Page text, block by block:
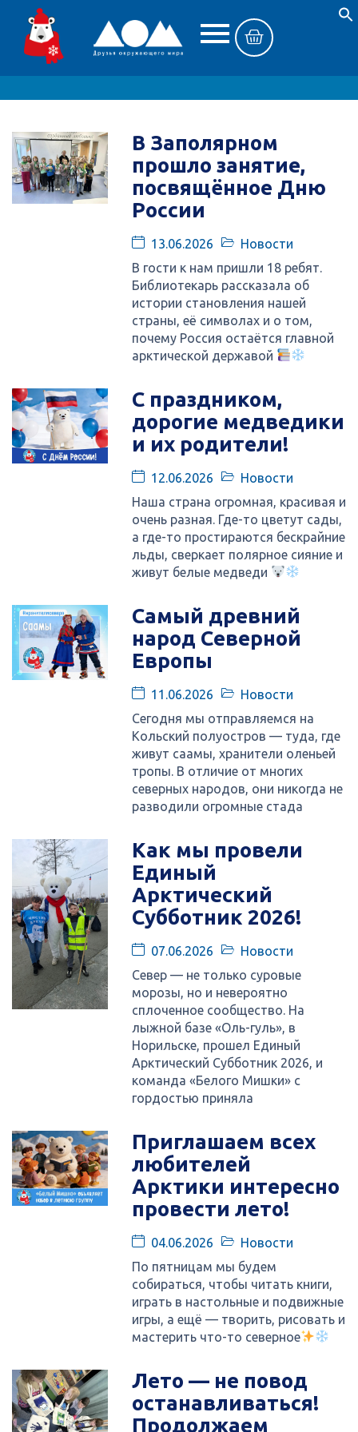
В Заполярном
прошло занятие,
посвящённое Дню
России
13.06.2026
Новости
В гости к нам пришли 18 ребят.
Библиотекарь рассказала об
истории становления нашей
страны, её символах и о том,
почему Россия остаётся главной
арктической державой
С праздником,
дорогие медведики
и их родители!
12.06.2026
Новости
Наша страна огромная, красивая и
очень разная. Где-то цветут сады,
а где-то простираются бескрайние
льды, сверкает полярное сияние и
живут белые медведи
Самый древний
народ Северной
Европы
11.06.2026
Новости
Сегодня мы отправляемся на
Кольский полуостров — туда, где
живут саамы, хранители оленьей
тропы. В отличие от многих
северных народов, они никогда не
разводили огромные стада
Как мы провели
Единый
Арктический
Субботник 2026!
07.06.2026
Новости
Север — не только суровые
морозы, но и невероятно
сплоченное сообщество. На
лыжной базе «Оль-гуль», в
Норильске, прошел Единый
Арктический Субботник 2026, и
команда «Белого Мишки» с
гордостью приняла
Приглашаем всех
любителей
Арктики интересно
провести лето!
04.06.2026
Новости
По пятницам мы будем
собираться, чтобы читать книги,
играть в настольные и подвижные
игры, а ещё — творить, рисовать и
мастерить что-то северное
Лето — не повод
останавливаться!
Продолжаем